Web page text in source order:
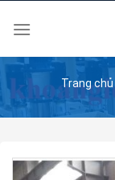
Trang chủ